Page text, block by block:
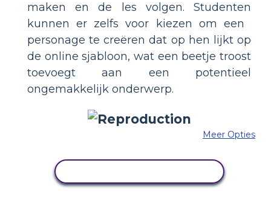
maken en de les volgen. Studenten
kunnen er zelfs voor kiezen om een ​​
personage te creëren dat op hen lijkt op
de online sjabloon, wat een beetje troost
toevoegt aan een potentieel
ongemakkelijk onderwerp.
Meer Opties